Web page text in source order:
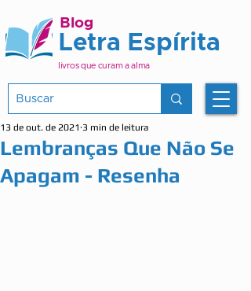
Letra Espírita
Blog
livros que curam a alma
Lembranças Que Não Se
Apagam - Resenha
13 de out. de 2021 3 min de leitura